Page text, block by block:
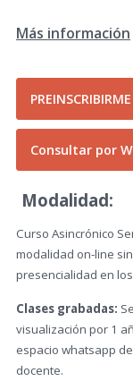
Más información
PREINSCRIBIRME
Consultar por
Modalidad:
Curso Asincrónico
modalidad on-line
presencialidad en
Clases grabadas:
visualización por 1
espacio whatsapp
docente.